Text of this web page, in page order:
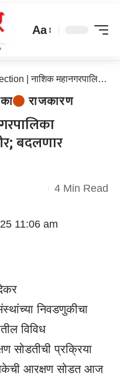
Aa
| नाशिक महानगरपालिका निवडणुकीचे आरक्षण जाहीर; बदलणार राजकीय समीकरणे
राजकारण
बदलणार
11:06 am
4 Min Read
निवडणुकीचा
विविध
सोडतीची प्रक्रिया
आरक्षण सोडत आज